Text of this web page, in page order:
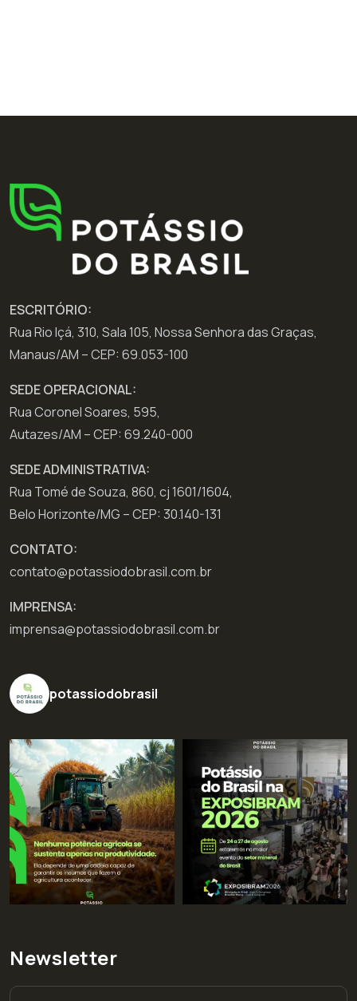
ESCRITÓRIO:
Rua Rio Içá, 310, Sala 105, Nossa Senhora das Graças,
Manaus/AM – CEP: 69.053-100
SEDE OPERACIONAL:
Rua Coronel Soares, 595,
Autazes/AM – CEP: 69.240-000
SEDE ADMINISTRATIVA:
Rua Tomé de Souza, 860, cj 1601/1604,
Belo Horizonte/MG – CEP: 30.140-131
CONTATO:
contato@potassiodobrasil.com.br
IMPRENSA:
imprensa@potassiodobrasil.com.br
potassiodobrasil
Newsletter